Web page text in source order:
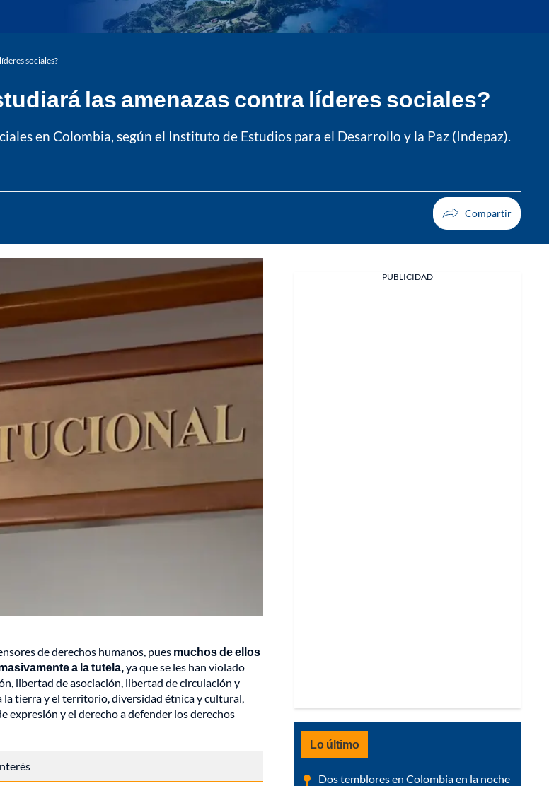
sociales?
las amenazas contra líderes sociales?
en Colombia, según el Instituto de Estudios para el Desarrollo y la Paz (Indepaz).
de derechos humanos, pues muchos de ellos
a la tutela,ya que se les han violado
libertad de asociación, libertad de circulación y
tierra y el territorio, diversidad étnica y cultural,
expresión y el derecho a defender los derechos
PUBLICIDAD
Lo último
Dos temblores en Colombia en la noche